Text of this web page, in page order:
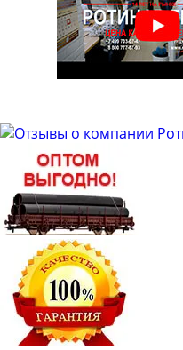
Труба бесшовная 50
Труба бесшовная 51
Труба бесшовная 53
Труба бесшовная 63
Труба бесшовная 63.5
Труба бесшовная 65
Труба бесшовная 68
Труба бесшовная 70
Труба бесшовная 73
Труба бесшовная 76